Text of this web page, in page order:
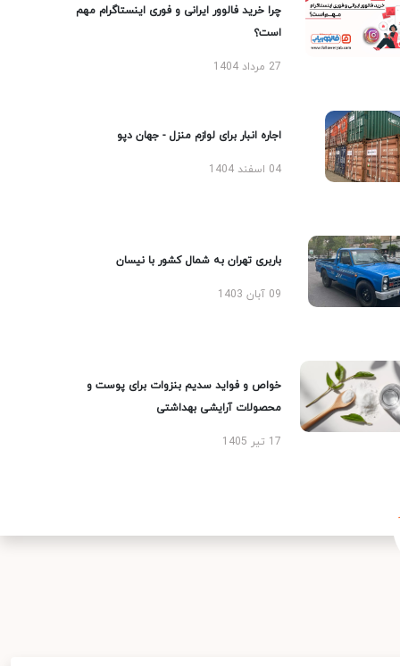
چرا خرید فالوور ایرانی و فوری اینستاگرام مهم
است؟
27 مرداد 1404
اجاره انبار برای لوازم منزل - جهان دپو
04 اسفند 1404
باربری تهران به شمال کشور با نیسان
09 آبان 1403
خواص و فواید سدیم بنزوات برای پوست و
محصولات آرایشی بهداشتی
17 تیر 1405